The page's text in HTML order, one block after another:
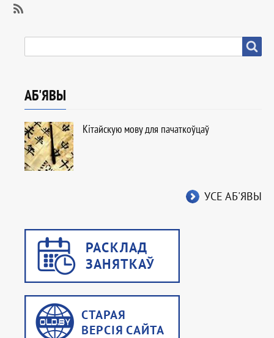
IВР
АБ'ЯВЫ
Кітайскую мову для пачаткоўцаў
УСЕ АБ'ЯВЫ